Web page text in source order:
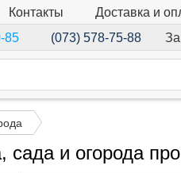
Контакты Доставка и
85 (073) 578-75-88
и огорода